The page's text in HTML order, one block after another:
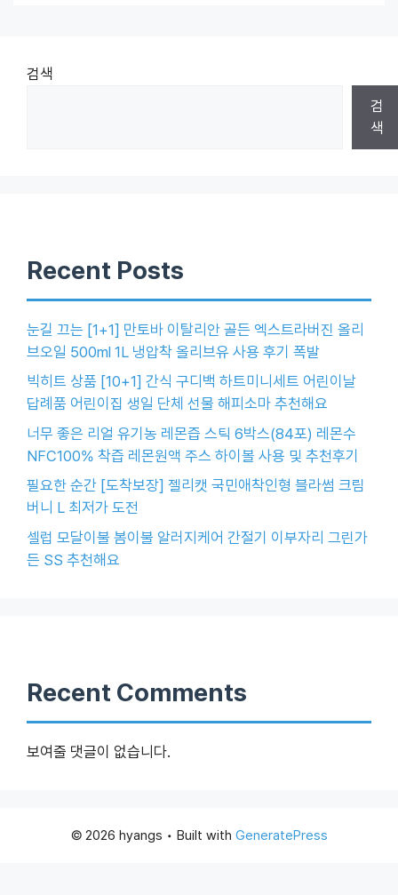
검색
검
색
Recent Posts
눈길 끄는 [1+1] 만토바 이탈리안 골든 엑스트라버진 올리
브오일 500ml 1L 냉압착 올리브유 사용 후기 폭발
빅히트 상품 [10+1] 간식 구디백 하트미니세트 어린이날
답례품 어린이집 생일 단체 선물 해피소마 추천해요
너무 좋은 리얼 유기농 레몬즙 스틱 6박스(84포) 레몬수
NFC100% 착즙 레몬원액 주스 하이볼 사용 및 추천후기
필요한 순간 [도착보장] 젤리캣 국민애착인형 블라썸 크림
버니 L 최저가 도전
셀럽 모달이불 봄이불 알러지케어 간절기 이부자리 그린가
든 SS 추천해요
Recent Comments
보여줄 댓글이 없습니다.
© 2026 hyangs • Built with GeneratePress